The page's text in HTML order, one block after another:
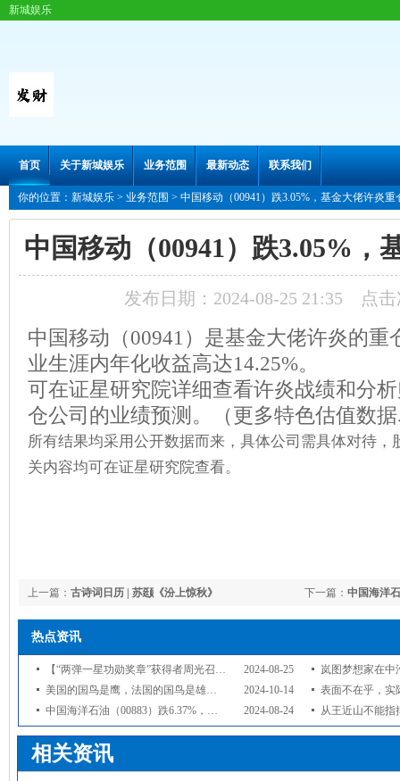
新城娱乐
首页 关于新城娱乐 业务范围 最新动态 联系我们
你的位置： 新城娱乐 > 业务范围 > 中国移动（00941）跌3.05%，基金大佬许炎重
中国移动（00941）跌3.05%，
发布日期：2024-08-25 21:35 点击
中国移动（00941）是基金大佬许炎的重
业生涯内年化收益高达14.25%。
可在证星研究院详细查看许炎战绩和分
仓公司的业绩预测。（更多特色估值数
所有结果均采用公开数据而来，具体公司需具体对待，
关内容均可在证星研究院查看。
下一篇： 中国海洋
重仓
上一篇： 古诗词日历 | 苏颋《汾上惊秋》
热点资讯
2024-08-25
【“两弹一星功勋奖章”获得者周光召逝世，享年95岁】#两弹一星功勋奖
岚图梦想家在中汽中心做了夏测，
2024-10-14
美国的国鸟是鹰，法国的国鸟是雄鸡，中国的国鸟是啥？却鲜有人知
表面不在乎，实际
2024-08-24
中国海洋石油（00883）跌6.37%，基金大佬周海栋重仓 从王近山不能指挥陈士榘，看华
相关资讯